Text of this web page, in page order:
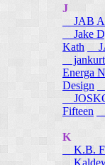
J
JAB
Jake
Kath
Energa
Design
Fifteen
K
K.B.